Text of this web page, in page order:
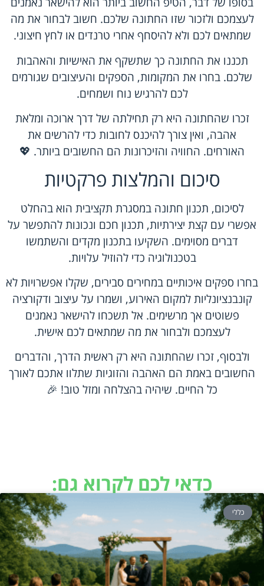
לעצמכם ולזכור שזו החתונה שלכם. חשוב לבחור את מה
שמתאים לכם ולא להיסחף אחרי טרנדים או לחץ חיצוני.
תכננו את החתונה כך שתשקף את האישיות והאהבות
שלכם. בחרו את המקומות, הספקים והעיצובים שגורמים
לכם להרגיש נוח ושמחים.
זכרו שהחתונה היא רק תחילתה של דרך ארוכה ומלאת
אהבה, ואין צורך להיכנס לחובות כדי להרשים את
האורחים. החוויה והזיכרונות הם החשובים ביותר. 💖
סיכום והמלצות פרקטיות
לסיכום, תכנון חתונה במסגרת תקציבית הוא בהחלט
אפשרי עם קצת יצירתיות, תכנון חכם ונכונות להתפשר על
דברים מסוימים. השקיעו בתכנון מקדים והשתמשו
בטכנולוגיה כדי להוזיל עלויות.
בחרו ספקים איכותיים במחירים סבירים, שקלו אפשרויות לא
קונבנציונליות למקום האירוע, ושמרו על עיצוב ודקורציה
פשוטים אך מרשימים. אל תשכחו להישאר נאמנים
לעצמכם ולבחור את מה שמתאים לכם אישית.
ולבסוף, זכרו שהחתונה היא רק ראשית הדרך, והדברים
החשובים באמת הם האהבה והזוגיות שתלוו אתכם לאורך
כל החיים. שיהיה בהצלחה ומזל טוב! 🎉
כדאי לכם לקרוא גם:
כללי